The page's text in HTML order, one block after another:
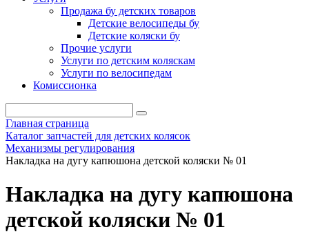
Продажа бу детских товаров
Детские велосипеды бу
Детские коляски бу
Прочие услуги
Услуги по детским коляскам
Услуги по велосипедам
Комиссионка
Главная страница
Каталог запчастей для детских колясок
Механизмы регулирования
Накладка на дугу капюшона детской коляски № 01
Накладка на дугу капюшона
детской коляски № 01